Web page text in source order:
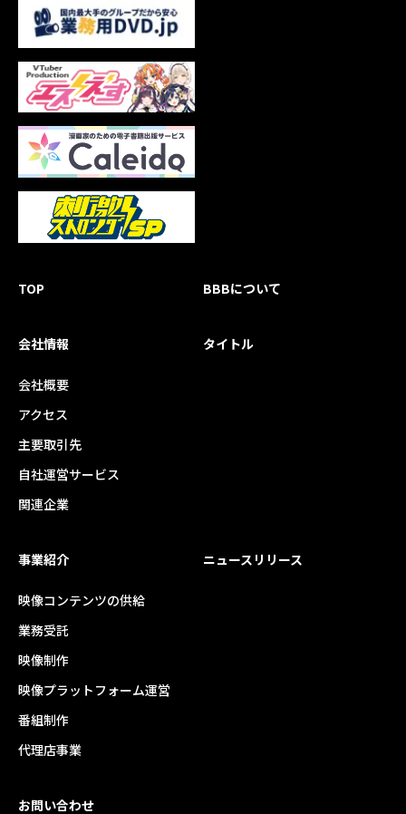
TOP BBBについて
会社情報
会社概要
アクセス
主要取引先
自社運営サービス
関連企業
タイトル
事業紹介
映像コンテンツの供給
業務受託
映像制作
映像プラットフォーム運営
番組制作
代理店事業
ニュースリリース
お問い合わせ